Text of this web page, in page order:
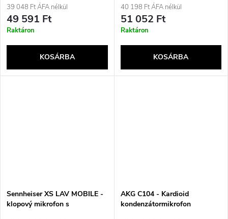
39 048 Ft ÁFA nélkül
49 591 Ft
Raktáron
KOSÁRBA
40 198 Ft ÁFA nélkül
51 052 Ft
Raktáron
KOSÁRBA
Sennheiser XS LAV MOBILE -
klopový mikrofon s
AKG C104 - Kardioid
kondenzátormikrofon